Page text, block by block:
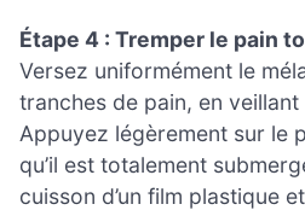
Étape 4 : Tremper le pain
Versez uniformément le
tranches de pain, en
Appuyez légèrement sur le
qu’il est totalement
cuisson d’un film plastique